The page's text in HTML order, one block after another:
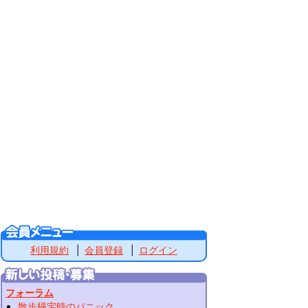
利用規約 会員登録 ログイン
フォーラム